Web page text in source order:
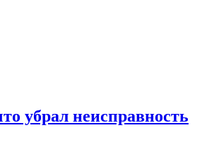
убрал неисправность